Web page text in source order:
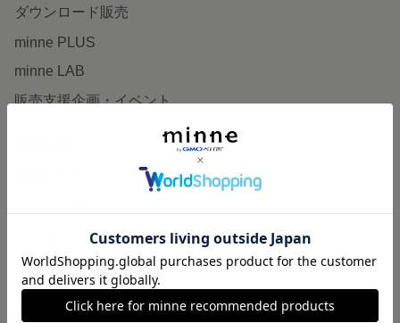
ダウンロード販売
minne PLUS
minne LAB
販売支援企画・イベント
minneとものづくりと
minneの本
企業の方へ